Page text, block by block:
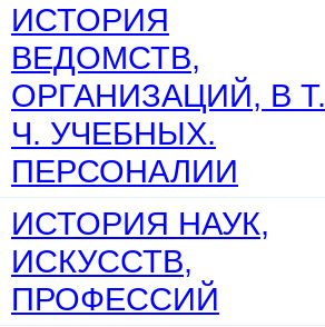
ИСТОРИЯ
ВЕДОМСТВ,
ОРГАНИЗАЦИЙ, В Т.
Ч. УЧЕБНЫХ.
ПЕРСОНАЛИИ
ИСТОРИЯ НАУК,
ИСКУССТВ,
ПРОФЕССИЙ